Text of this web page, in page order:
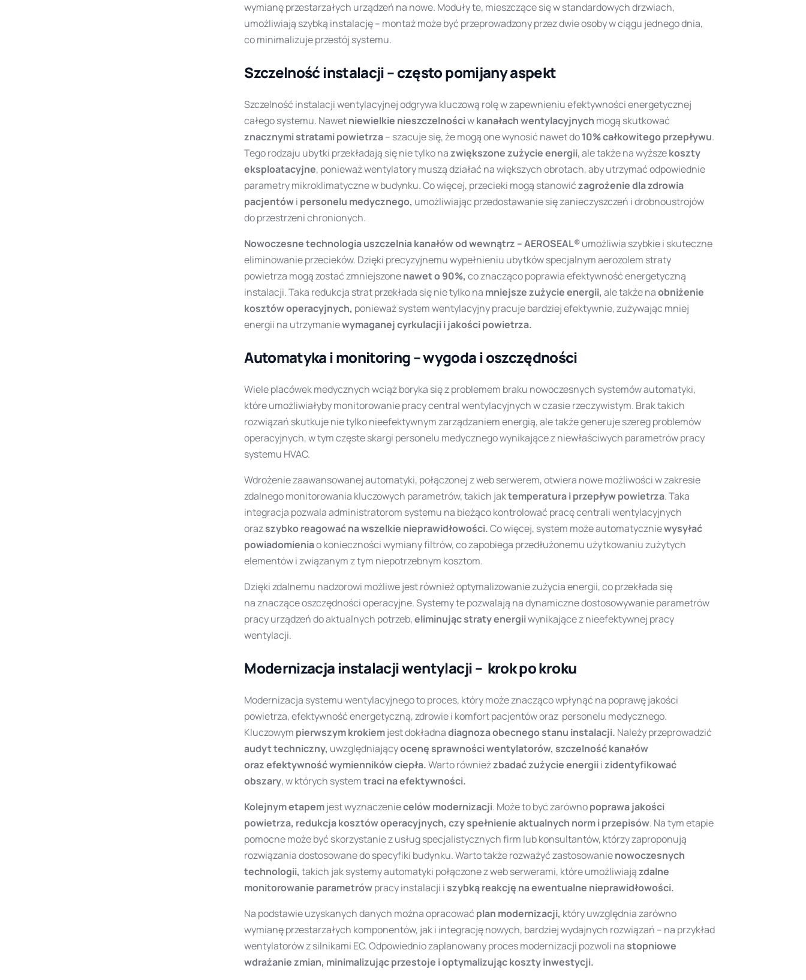
wymianę przestarzałych urządzeń na nowe. Moduły te, mieszczące się w standardowych drzwiach,
umożliwiają szybką instalację – montaż może być przeprowadzony przez dwie osoby w ciągu jednego dnia,
co minimalizuje przestój systemu.
Szczelność instalacji – często pomijany aspekt
Szczelność instalacji wentylacyjnej odgrywa kluczową rolę w zapewnieniu efektywności energetycznej
całego systemu. Nawetniewielkie nieszczelnościwkanałach wentylacyjnych mogą skutkować
znacznymi stratami powietrza– szacuje się, że mogą one wynosić nawet do10% całkowitego przepływu.
Tego rodzaju ubytki przekładają się nie tylko nazwiększone zużycie energii, ale także na wyższekoszty
eksploatacyjne, ponieważ wentylatory muszą działać na większych obrotach, aby utrzymać odpowiednie
parametry mikroklimatyczne w budynku. Co więcej, przecieki mogą stanowićzagrożenie dla zdrowia
pacjentówi personelu medycznego, umożliwiając przedostawanie się zanieczyszczeń i drobnoustrojów
do przestrzeni chronionych.
Nowoczesne technologia uszczelnia kanałów od wewnątrz –AEROSEAL®umożliwia szybkie i skuteczne
eliminowanie przecieków. Dzięki precyzyjnemu wypełnieniu ubytków specjalnym aerozolem straty
powietrza mogą zostać zmniejszonenawet o 90%,co znacząco poprawia efektywność energetyczną
instalacji. Taka redukcja strat przekłada się nie tylko na mniejsze zużycie energii,ale także naobniżenie
kosztów operacyjnych, ponieważ system wentylacyjny pracuje bardziej efektywnie, zużywając mniej
energii na utrzymaniewymaganej cyrkulacji i jakości powietrza.
Automatyka i monitoring – wygoda i oszczędności
Wiele placówek medycznych wciąż boryka się z problemem braku nowoczesnych systemów automatyki,
które umożliwiałyby monitorowanie pracy central wentylacyjnych w czasie rzeczywistym. Brak takich
rozwiązań skutkuje nie tylko nieefektywnym zarządzaniem energią, ale także generuje szereg problemów
operacyjnych, w tym częste skargi personelu medycznego wynikające z niewłaściwych parametrów pracy
systemu HVAC.
Wdrożenie zaawansowanej automatyki, połączonej z web serwerem, otwiera nowe możliwości w zakresie
zdalnego monitorowania kluczowych parametrów, takich jaktemperatura i przepływ powietrza. Taka
integracja pozwala administratorom systemu na bieżąco kontrolować pracę centrali wentylacyjnych
orazszybko reagować na wszelkie nieprawidłowości.Co więcej, system może automatyczniewysyłać
powiadomieniao konieczności wymiany filtrów, co zapobiega przedłużonemu użytkowaniu zużytych
elementów i związanym z tym niepotrzebnym kosztom.
Dzięki zdalnemu nadzorowi możliwe jest również optymalizowanie zużycia energii, co przekłada się
na znaczące oszczędności operacyjne. Systemy te pozwalają na dynamiczne dostosowywanie parametrów
pracy urządzeń do aktualnych potrzeb,eliminując straty energiiwynikające z nieefektywnej pracy
wentylacji.
Modernizacja instalacji wentylacji – krok po kroku
Modernizacja systemu wentylacyjnego to proces, który może znacząco wpłynąć na poprawę jakości
powietrza, efektywność energetyczną, zdrowie i komfort pacjentów oraz personelu medycznego.
Kluczowym pierwszym krokiemjest dokładnadiagnoza obecnego stanu instalacji. Należy przeprowadzić
audyt techniczny, uwzględniającyocenę sprawności wentylatorów, szczelność kanałów
oraz efektywność wymienników ciepła.Warto równieżzbadać zużycie energiiizidentyfikować
obszary, w których systemtraci na efektywności.
Kolejnym etapemjest wyznaczeniecelów modernizacji. Może to być zarównopoprawa jakości
powietrza, redukcja kosztów operacyjnych, czy spełnienie aktualnych norm i przepisów. Na tym etapie
pomocne może być skorzystanie z usług specjalistycznych firm lub konsultantów, którzy zaproponują
rozwiązania dostosowane do specyfiki budynku. Warto także rozważyć zastosowanienowoczesnych
technologii, takich jak systemy automatyki połączone z web serwerami, które umożliwiajązdalne
monitorowanie parametrówpracy instalacji i szybką reakcję na ewentualne nieprawidłowości.
Na podstawie uzyskanych danych można opracować plan modernizacji, który uwzględnia zarówno
wymianę przestarzałych komponentów, jak i integrację nowych, bardziej wydajnych rozwiązań – na przykład
wentylatorów z silnikami EC. Odpowiednio zaplanowany proces modernizacji pozwoli na stopniowe
wdrażanie zmian, minimalizując przestoje i optymalizując koszty inwestycji.